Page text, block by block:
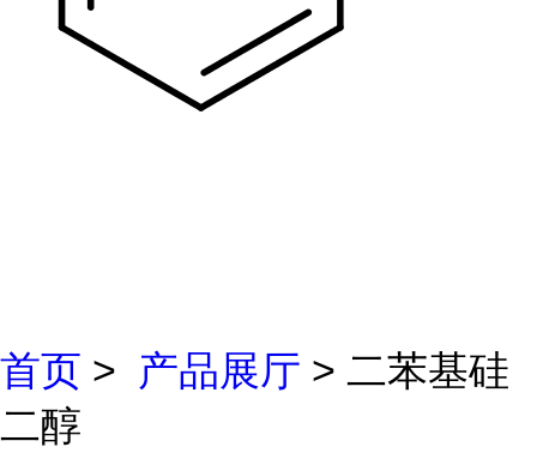
首页 > 产品展厅 > 二苯基硅
二醇